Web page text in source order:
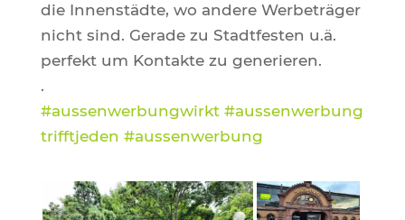
die Innenstädte, wo andere Werbeträger
nicht sind. Gerade zu Stadtfesten u.ä.
perfekt um Kontakte zu generieren.
.
#aussenwerbungwirkt #aussenwerbung
trifftjeden #aussenwerbung